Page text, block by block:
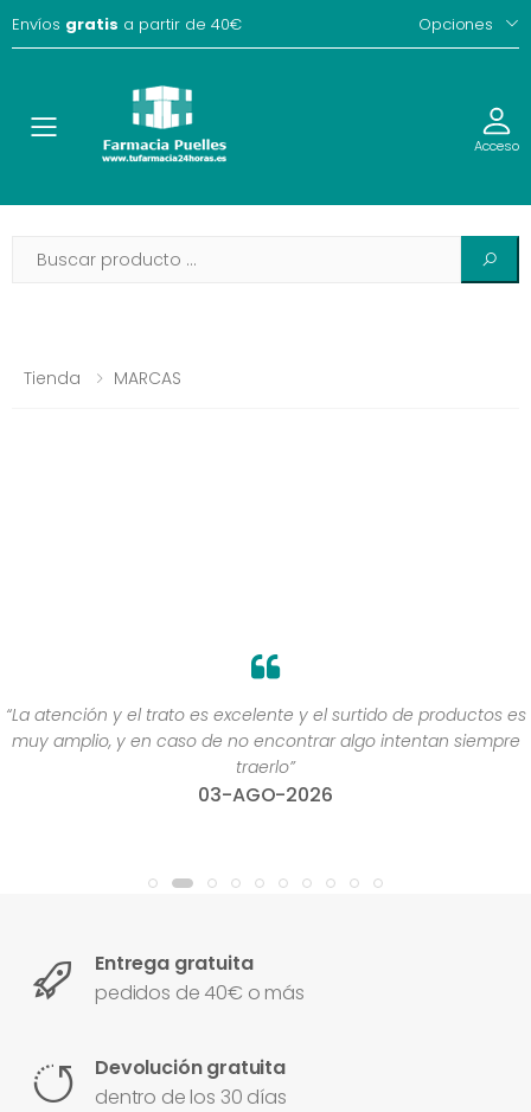
Envíos gratis a partir de 40€ Opciones
Toggle Acceso
Tienda MARCAS
“La atención y el trato es excelente y el surtido de productos es
muy amplio, y en caso de no encontrar algo intentan siempre
traerlo”
03-AGO-2026
Entrega gratuita
pedidos de 40€ o más
Devolución gratuita
dentro de los 30 días